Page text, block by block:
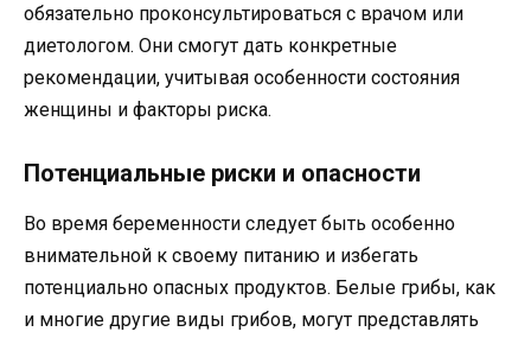
обязательно проконсультироваться с врачом или
диетологом. Они смогут дать конкретные
рекомендации, учитывая особенности состояния
женщины и факторы риска.
Потенциальные риски и опасности
Во время беременности следует быть особенно
внимательной к своему питанию и избегать
потенциально опасных продуктов. Белые грибы, как
и многие другие виды грибов, могут представлять